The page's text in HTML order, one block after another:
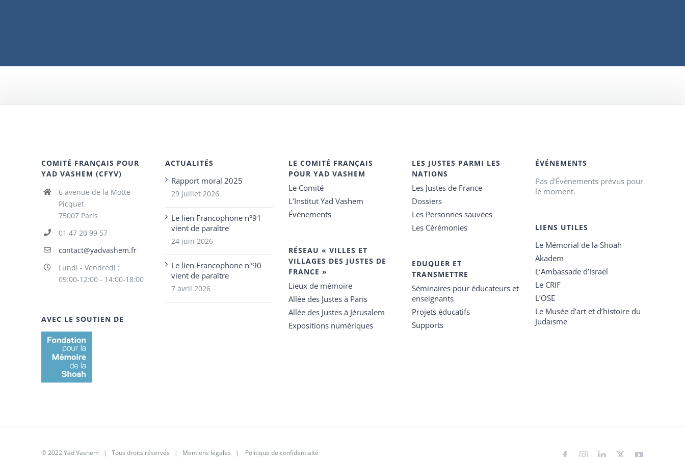
COMITÉ FRANÇAIS POUR
YAD VASHEM (CFYV)
6 avenue de la Motte-
Picquet
75007 Paris
01 47 20 99 57
contact@yadvashem.fr
Lundi - Vendredi :
09:00-12:00 - 14:00-18:00
AVEC LE SOUTIEN DE
ACTUALITÉS
Rapport moral 2025
29 juillet 2026
Le lien Francophone n°91
vient de paraître
24 juin 2026
Le lien Francophone n°90
vient de paraître
7 avril 2026
LE COMITÉ FRANÇAIS
POUR YAD VASHEM
Le Comité
L’Institut Yad Vashem
Événements
RÉSEAU « VILLES ET
VILLAGES DES JUSTES DE
FRANCE »
Lieux de mémoire
Allée des Justes à Paris
Allée des Justes à Jérusalem
Expositions numériques
LES JUSTES PARMI LES
NATIONS
Les Justes de France
Dossiers
Les Personnes sauvées
Les Cérémonies
EDUQUER ET
TRANSMETTRE
Séminaires pour éducateurs et
enseignants
Projets éducatifs
Supports
ÉVÉNEMENTS
Pas d'Évènements prévus pour
le moment.
LIENS UTILES
Le Mémorial de la Shoah
Akadem
L’Ambassade d’Israël
Le CRIF
L’OSE
Le Musée d’art et d’histoire du
Judaïsme
© 2022 Yad Vashem | Tous droits réservés | Mentions légales | Politique de confidentialté FacebookInstagramLinkedIn
X YouTube